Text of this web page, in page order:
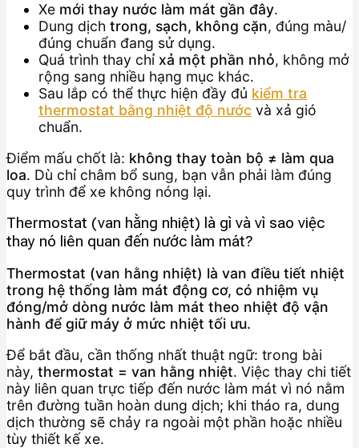
Xe mới thay nước làm mát gần đây.
Dung dịch trong, sạch, không cặn, đúng màu/
đúng chuẩn đang sử dụng.
Quá trình thay chỉ xả một phần nhỏ, không mở
rộng sang nhiều hạng mục khác.
Sau lắp có thể thực hiện đầy đủ kiểm tra
thermostat bằng nhiệt độ nước và xả gió
chuẩn.
Điểm mấu chốt là: không thay toàn bộ ≠ làm qua
loa. Dù chỉ châm bổ sung, bạn vẫn phải làm đúng
quy trình để xe không nóng lại.
Thermostat (van hằng nhiệt) là gì và vì sao việc
thay nó liên quan đến nước làm mát?
Thermostat (van hằng nhiệt) là van điều tiết nhiệt
trong hệ thống làm mát động cơ, có nhiệm vụ
đóng/mở dòng nước làm mát theo nhiệt độ vận
hành để giữ máy ở mức nhiệt tối ưu.
Để bắt đầu, cần thống nhất thuật ngữ: trong bài
này, thermostat = van hằng nhiệt. Việc thay chi tiết
này liên quan trực tiếp đến nước làm mát vì nó nằm
trên đường tuần hoàn dung dịch; khi tháo ra, dung
dịch thường sẽ chảy ra ngoài một phần hoặc nhiều
tùy thiết kế xe.